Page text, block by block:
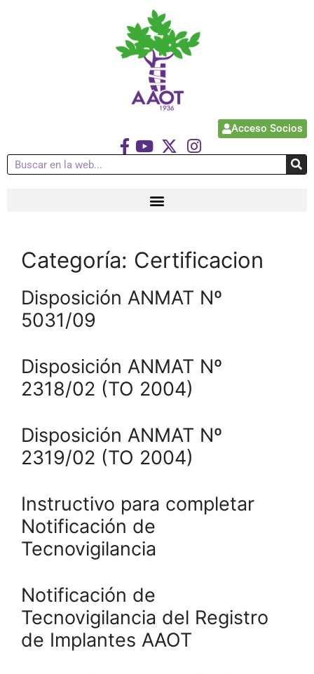
Acceso Socios
Categoría: Certificacion
Disposición ANMAT Nº
5031/09
Disposición ANMAT Nº
2318/02 (TO 2004)
Disposición ANMAT Nº
2319/02 (TO 2004)
Instructivo para completar
Notificación de
Tecnovigilancia
Notificación de
Tecnovigilancia del Registro
de Implantes AAOT